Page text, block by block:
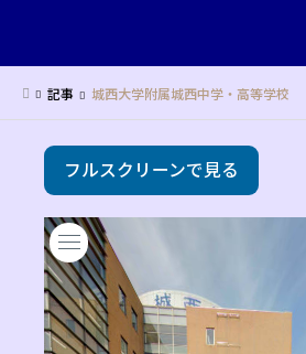
記事 城西大学附属城西中学・高等学校
フルスクリーンで見る